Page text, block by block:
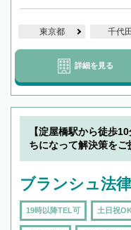
東京都 千代
詳細を見る
【淀屋橋駅から徒歩
ちになって解決策をご
ブランシュ法
19時以降TEL可 土日祝